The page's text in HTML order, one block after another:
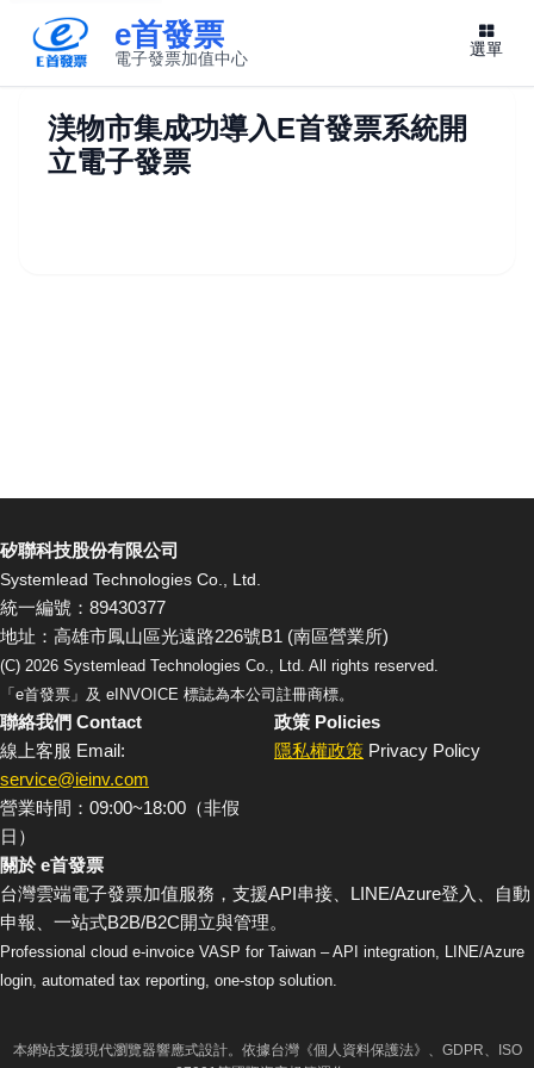
e首發票
電子發票加值中心 選單
渼物市集成功導入E首發票系統開
立電子發票
矽聯科技股份有限公司
Systemlead Technologies Co., Ltd.
統一編號：89430377
地址：高雄市鳳山區光遠路226號B1 (南區營業所)
(C) 2026 Systemlead Technologies Co., Ltd. All rights reserved.
「e首發票」及 eINVOICE 標誌為本公司註冊商標。
聯絡我們 Contact
線上客服 Email:
service@ieinv.com
營業時間：09:00~18:00（非假
日）
政策 Policies
隱私權政策 Privacy Policy
關於 e首發票
台灣雲端電子發票加值服務，支援API串接、LINE/Azure登入、自動
申報、一站式B2B/B2C開立與管理。
Professional cloud e-invoice VASP for Taiwan – API integration, LINE/Azure
login, automated tax reporting, one-stop solution.
本網站支援現代瀏覽器響應式設計。依據台灣《個人資料保護法》、GDPR、ISO